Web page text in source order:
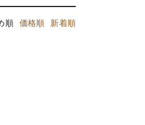
順 価格順 新着順